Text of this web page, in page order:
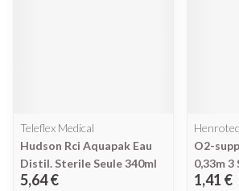
Teleflex Medical
Hudson Rci Aquapak Eau
Distil. Sterile Seule 340ml
5,64 €
O2-
0,33m 3
1,41 €